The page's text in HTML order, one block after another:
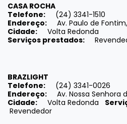
CASA ROCHA
Telefone: (24) 3341-1510
Endereço: Av. Paulo de
Cidade: Volta Redonda
Serviços prestados:
BRAZLIGHT
Telefone: (24) 3341-0026
Endereço: Av. Nossa Senhora
Cidade: Volta Redonda
Revendedor